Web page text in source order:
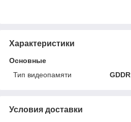
Характеристики
Основные
Тип видеопамяти
GDDR
Условия доставки